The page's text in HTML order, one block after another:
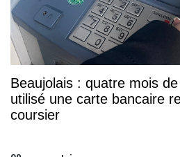
Beaujolais : quatre mois
utilisé une carte bancaire
coursier